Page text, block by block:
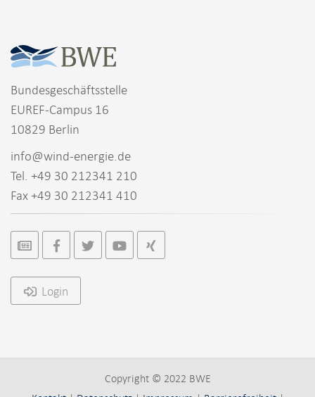
Bundesgeschäftsstelle
EUREF-Campus 16
10829 Berlin
info@wind-energie.de
Tel. +49 30 212341 210
Fax +49 30 212341 410
Login
Copyright © 2022 BWE